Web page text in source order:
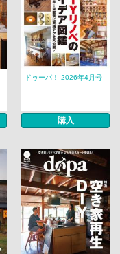
ドゥーパ！ 2026年4月号
購入